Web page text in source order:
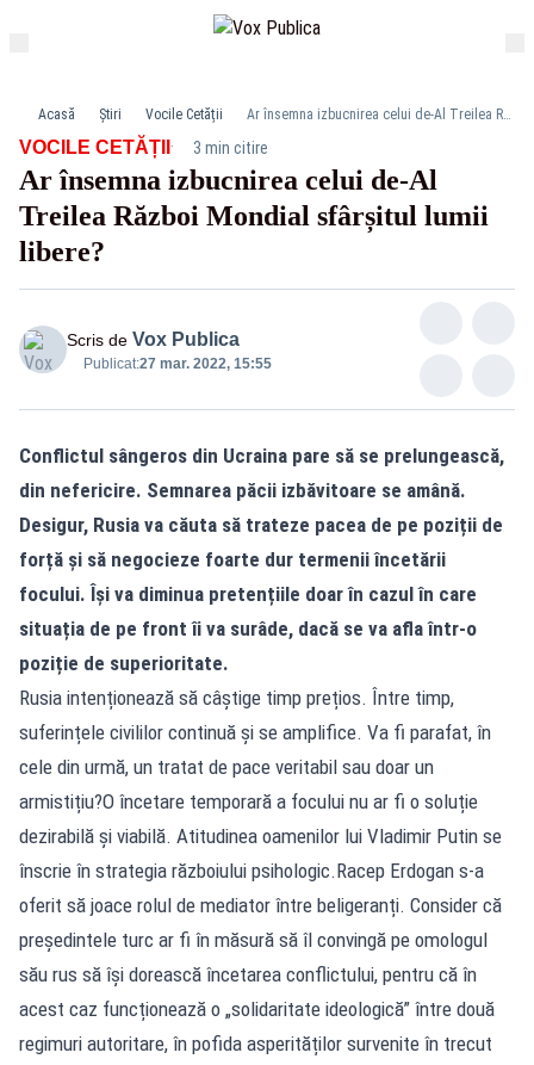
Acasă Știri Vocile Cetății Ar însemna izbucnirea celui de-Al Treilea Război Mondial sfârșitul lumii libere?
VOCILE CETĂȚII · 3 min citire
Ar însemna izbucnirea celui de-Al
Treilea Război Mondial sfârșitul lumii
libere?
hadrian gorun pupitru
Scris de Vox Publica
Publicat:27 mar. 2022, 15:55
Conflictul sângeros din Ucraina pare să se prelungească,
din nefericire. Semnarea păcii izbăvitoare se amână.
Desigur, Rusia va căuta să trateze pacea de pe poziții de
forță și să negocieze foarte dur termenii încetării
focului. Își va diminua pretențiile doar în cazul în care
situația de pe front îi va surâde, dacă se va afla într-o
poziție de superioritate.
Rusia intenționează să câștige timp prețios. Între timp,
suferințele civililor continuă și se amplifice. Va fi parafat, în
cele din urmă, un tratat de pace veritabil sau doar un
armistițiu?O încetare temporară a focului nu ar fi o soluție
dezirabilă și viabilă. Atitudinea oamenilor lui Vladimir Putin se
înscrie în strategia războiului psihologic.Racep Erdogan s-a
oferit să joace rolul de mediator între beligeranți. Consider că
președintele turc ar fi în măsură să îl convingă pe omologul
său rus să își dorească încetarea conflictului, pentru că în
acest caz funcționează o „solidaritate ideologică” între două
regimuri autoritare, în pofida asperităților survenite în trecut